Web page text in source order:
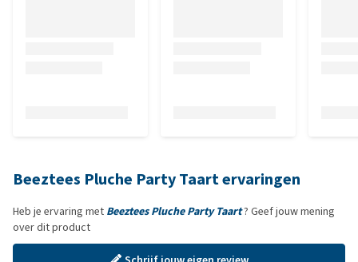
Beeztees Pluche Party Taart ervaringen
Heb je ervaring met Beeztees Pluche Party Taart? Geef jouw mening
over dit product